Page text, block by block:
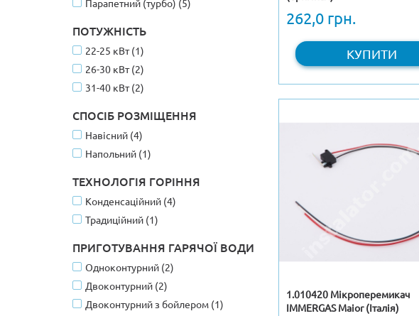
Парапетний (турбо) (5)
ПОТУЖНІСТЬ
22-25 кВт (1)
26-30 кВт (2)
31-40 кВт (2)
СПОСІБ РОЗМІЩЕННЯ
Навісний (4)
Напольний (1)
ТЕХНОЛОГІЯ ГОРІННЯ
Конденсаційний (4)
Традиційний (1)
ПРИГОТУВАННЯ ГАРЯЧОЇ ВОДИ
Одноконтурний (2)
Двоконтурний (2)
Двоконтурний з бойлером (1)
262,0 грн.
КУПИТИ
1.010420 Мікроперемикач
IMMERGAS Maior (Італія)